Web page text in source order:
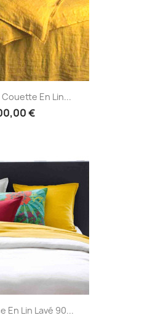
En Lin...
€
En Lin Lavé 90...